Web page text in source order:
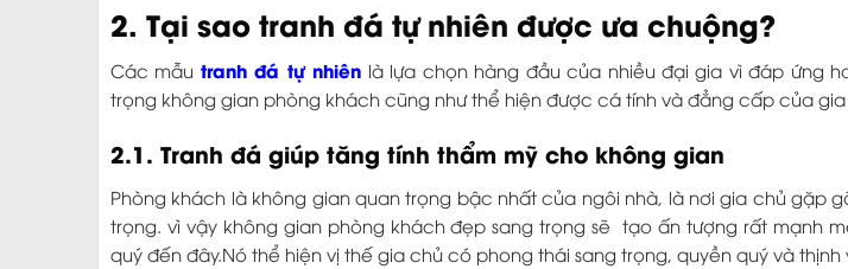
2. Tại sao tranh đá tự nhiên được ưa chuộng?
Các mẫu tranh đá tự nhiên là lựa chọn hàng đầu của nhiều đại gia vì đáp ứng
trọng không gian phòng khách cũng như thể hiện được cá tính và đẳng cấp của gia
2.1. Tranh đá giúp tăng tính thẩm mỹ cho không gian
Phòng khách là không gian quan trọng bậc nhất của ngôi nhà, là nơi gia chủ gặp
trọng. vì vậy không gian phòng khách đẹp sang trọng sẽ tạo ấn tượng rất mạnh
quý đến đây.Nó thể hiện vị thế gia chủ có phong thái sang trọng, quyền quý và thịnh